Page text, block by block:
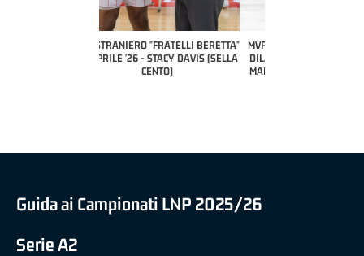
MVP "FRATELLI BERETTA" SAMUEL
DILAS B NAZIONALE APRILE '26 -
MARCO RESTELLI (TAV TREVIGLIO
Guida ai Campionati LNP 2025/26
Serie A2